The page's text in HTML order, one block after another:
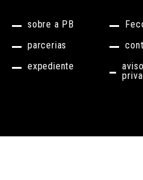
sobre a PB
parcerias
expediente